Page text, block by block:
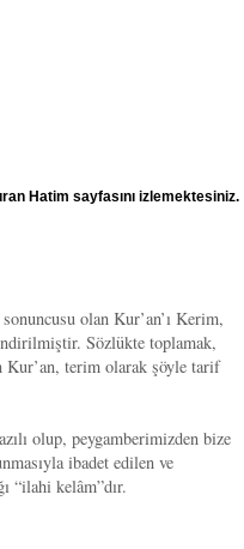
Hatim sayfasını izlemektesiniz.
olan Kur’an’ı Kerim,
Sözlükte toplamak,
Kur’an, terim olarak şöyle tarif
olup, peygamberimizden bize
ibadet edilen ve
“ilahi kelâm”dır.